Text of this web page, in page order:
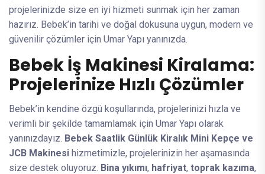
projelerinizde size en iyi hizmeti sunmak için her zaman
hazırız. Bebek’in tarihi ve doğal dokusuna uygun, modern ve
güvenilir çözümler için Umar Yapı yanınızda.
Bebek İş Makinesi Kiralama:
Projelerinize Hızlı Çözümler
Bebek’in kendine özgü koşullarında, projelerinizi hızla ve
verimli bir şekilde tamamlamak için Umar Yapı olarak
yanınızdayız. Bebek Saatlik Günlük Kiralık Mini Kepçe ve
JCB Makinesi hizmetimizle, projelerinizin her aşamasında
size destek oluyoruz. Bina yıkımı, hafriyat, toprak kazıma,